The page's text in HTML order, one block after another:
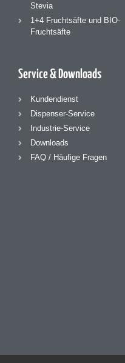
Stevia
1+4 Fruchtsäfte und BIO-
Fruchtsäfte
Service & Downloads
Kundendienst
Dispenser-Service
Industrie-Service
Downloads
FAQ / Häufige Fragen